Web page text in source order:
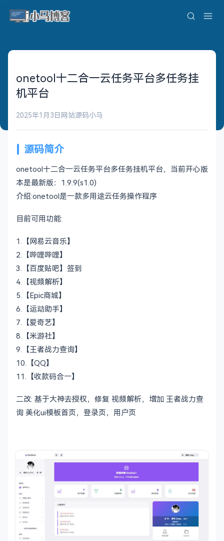
onetool十二合一云任务平台多任务挂
机平台
2025年1月3日 网站源码小马
源码简介
onetool十二合一云任务平台多任务挂机平台，当前开心版
本是最新版：1.9.9(s1.0)
介绍:onetool是一款多用途云任务操作程序
目前可用功能:
1.【网易云音乐】
2.【哔哩哔哩】
3.【百度贴吧】签到
4.【视频解析】
5.【Epic商城】
6.【运动助手】
7.【爱奇艺】
8.【米游社】
9.【王者战力查询】
10.【QQ】
11.【收款码合一】
二改: 基于大神去授权，修复 视频解析，增加 王者战力查
询 美化ui模板首页，登录页，用户页